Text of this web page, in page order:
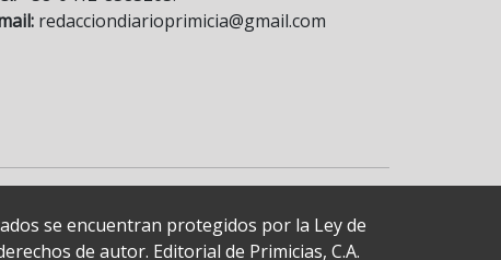
redacciondiarioprimicia@gmail.com
se encuentran protegidos por la Ley de
de autor. Editorial de Primicias, C.A.